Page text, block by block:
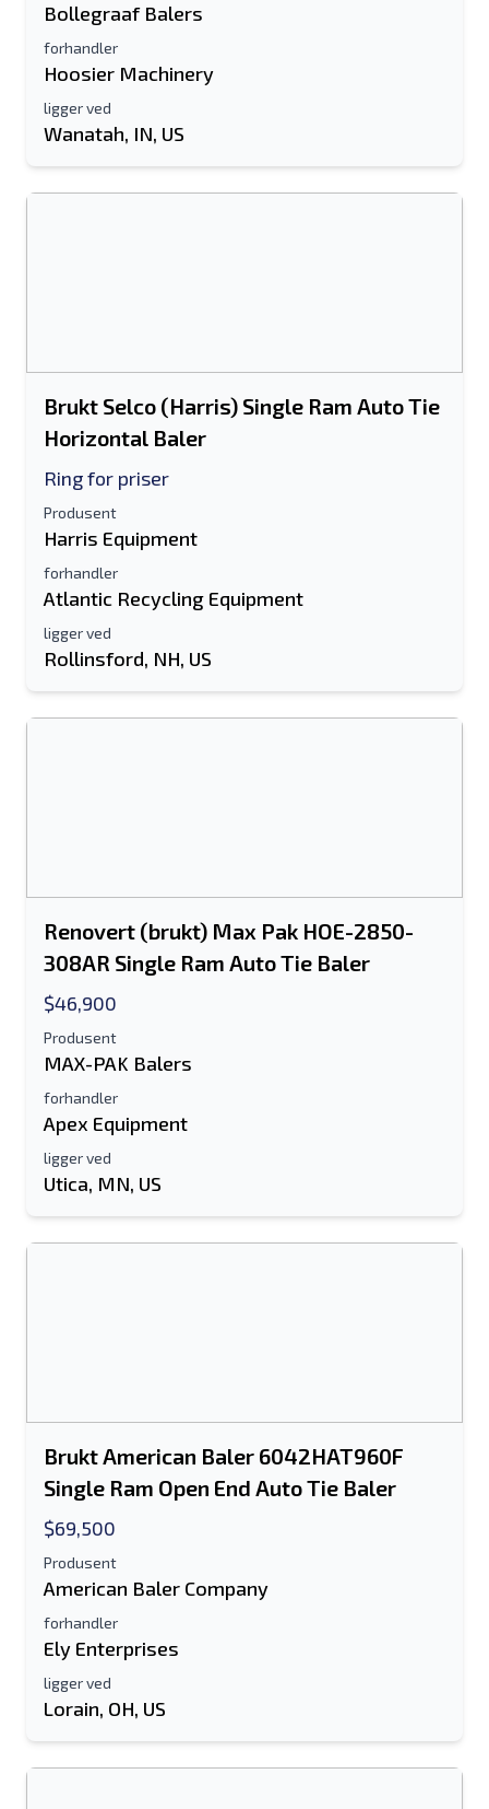
Bollegraaf Balers
forhandler
Hoosier Machinery
ligger ved
Wanatah, IN, US
Brukt Selco (Harris) Single Ram Auto Tie
Horizontal Baler
Ring for priser
Produsent
Harris Equipment
forhandler
Atlantic Recycling Equipment
ligger ved
Rollinsford, NH, US
Renovert (brukt) Max Pak HOE-2850-
308AR Single Ram Auto Tie Baler
$46,900
Produsent
MAX-PAK Balers
forhandler
Apex Equipment
ligger ved
Utica, MN, US
Brukt American Baler 6042HAT960F
Single Ram Open End Auto Tie Baler
$69,500
Produsent
American Baler Company
forhandler
Ely Enterprises
ligger ved
Lorain, OH, US
Send til en venn